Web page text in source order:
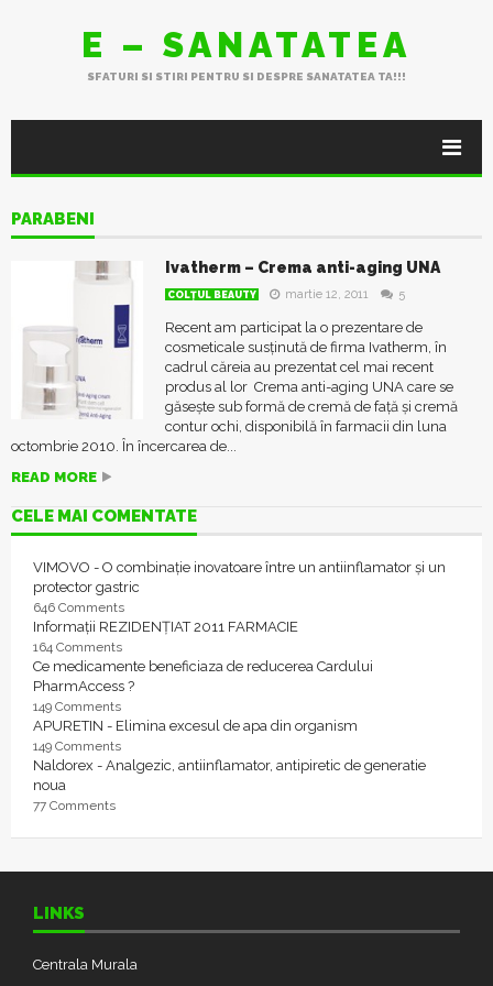
E – SANATATEA
SFATURI SI STIRI PENTRU SI DESPRE SANATATEA TA!!!
PARABENI
Ivatherm – Crema anti-aging UNA
COLŢUL BEAUTY martie 12, 2011 5
Recent am participat la o prezentare de
cosmeticale susținută de firma Ivatherm, în
cadrul căreia au prezentat cel mai recent
produs al lor Crema anti-aging UNA care se
găsește sub formă de cremă de față și cremă
contur ochi, disponibilă în farmacii din luna
octombrie 2010. În încercarea de...
READ MORE
CELE MAI COMENTATE
VIMOVO - O combinație inovatoare între un antiinflamator și un
protector gastric
646 Comments
Informații REZIDENȚIAT 2011 FARMACIE
164 Comments
Ce medicamente beneficiaza de reducerea Cardului
PharmAccess ?
149 Comments
APURETIN - Elimina excesul de apa din organism
149 Comments
Naldorex - Analgezic, antiinflamator, antipiretic de generatie
noua
77 Comments
LINKS
Centrala Murala